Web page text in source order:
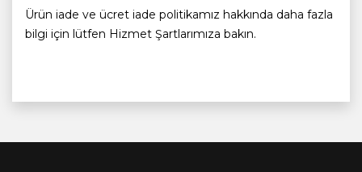
Ürün iade ve ücret iade politikamız hakkında daha fazla
bilgi için lütfen Hizmet Şartlarımıza bakın.